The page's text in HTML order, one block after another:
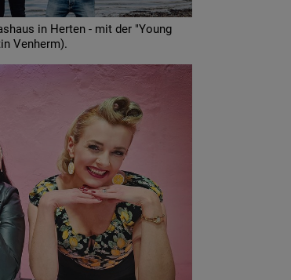
in Herten - mit der "Young
Venherm).